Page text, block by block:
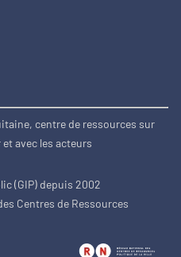
centre de ressources sur
avec les acteurs
(GIP) depuis 2002
Centres de Ressources